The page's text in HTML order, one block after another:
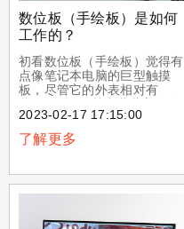
数位板（手绘板）是如何
工作的？
初看数位板（手绘板）觉得有
点像笔记本电脑的巨型触摸
板，尽管它的外表相对有
令人着迷的技术。下面，就让
XPPen为您讲解数位板如何
工作，以便帮助您更好地理解
2023-02-17 17:15:00
了解更多